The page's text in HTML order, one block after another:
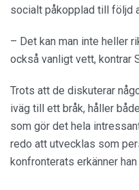
socialt påkopplad till följd
– Det kan man inte heller
också vanligt vett, kontrar
Trots att de diskuterar
iväg till ett bråk, håller
som gör det hela
redo att utvecklas som
konfronterats erkänner